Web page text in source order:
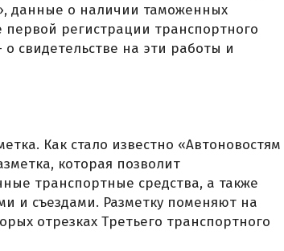
данные о наличии таможенных
регистрации транспортного
свидетельстве на эти работы и
Как стало известно «Автоновостям
которая позволит
транспортные средства, а также
и съездами. Разметку поменяют на
отрезках Третьего транспортного